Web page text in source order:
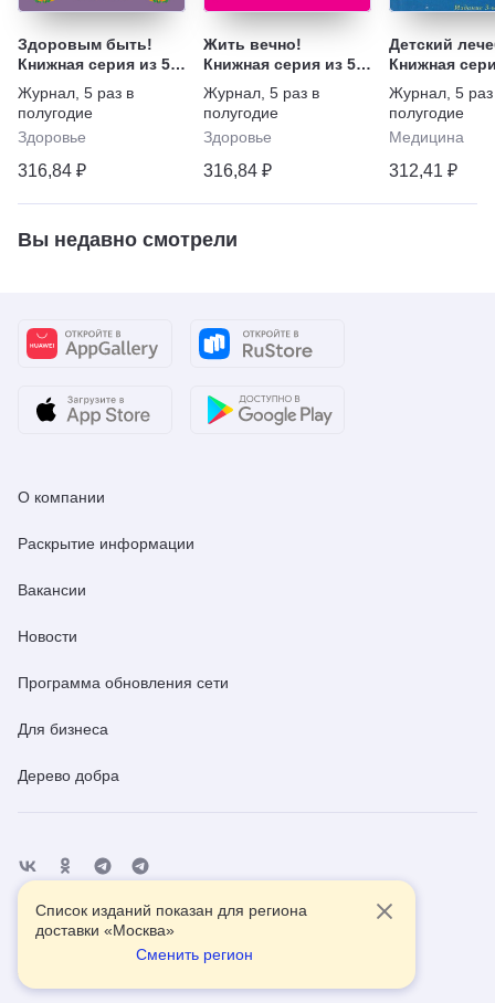
Здоровым быть!
Книжная серия из 5
изданий
Журнал 5 раз в
полугодие
Здоровье
316,84 ₽
Жить вечно!
Книжная серия из 5
изданий
Журнал 5 раз в
полугодие
Здоровье
316,84 ₽
Детский
Книжная
изданий
Журнал 5
полугодие
Медицина
312,41 ₽
Вы недавно смотрели
О компании
Раскрытие информации
Вакансии
Новости
Программа обновления сети
Для бизнеса
Дерево добра
Помощь Контакты
Список изданий показан для региона
доставки «Москва»
Сменить регион